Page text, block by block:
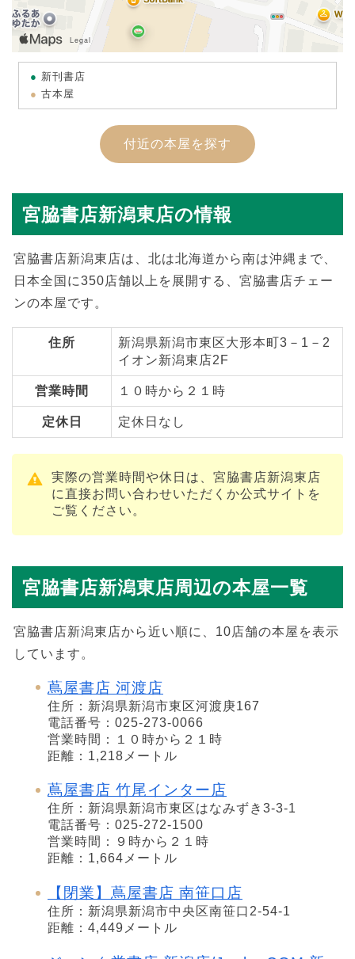
新刊書店
古本屋
付近の本屋を探す
宮脇書店新潟東店の情報
宮脇書店新潟東店は、北は北海道から南は沖縄まで、
日本全国に350店舗以上を展開する、宮脇書店チェー
ンの本屋です。
住所
新潟県新潟市東区大形本町3－1－2
イオン新潟東店2F
営業時間 １０時から２１時
定休日 定休日なし
実際の営業時間や休日は、宮脇書店新潟東店
に直接お問い合わせいただくか公式サイトを
ご覧ください。
宮脇書店新潟東店周辺の本屋一覧
宮脇書店新潟東店から近い順に、10店舗の本屋を表示
しています。
蔦屋書店 河渡店
住所：新潟県新潟市東区河渡庚167
電話番号：025-273-0066
営業時間：１０時から２１時
距離：1,218メートル
蔦屋書店 竹尾インター店
住所：新潟県新潟市東区はなみずき3-3-1
電話番号：025-272-1500
営業時間：９時から２１時
距離：1,664メートル
【閉業】蔦屋書店 南笹口店
住所：新潟県新潟市中央区南笹口2-54-1
距離：4,449メートル